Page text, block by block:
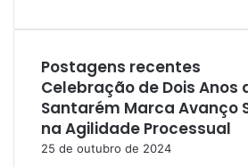
Postagens recentes
Celebração de Dois Anos
Santarém Marca Avanço
na Agilidade Processual
25 de outubro de 2024